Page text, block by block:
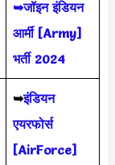
➥जॉइन इंडियन
आर्मी [Army]
भर्ती 2024
➥इंडियन
एयरफोर्स
[AirForce]